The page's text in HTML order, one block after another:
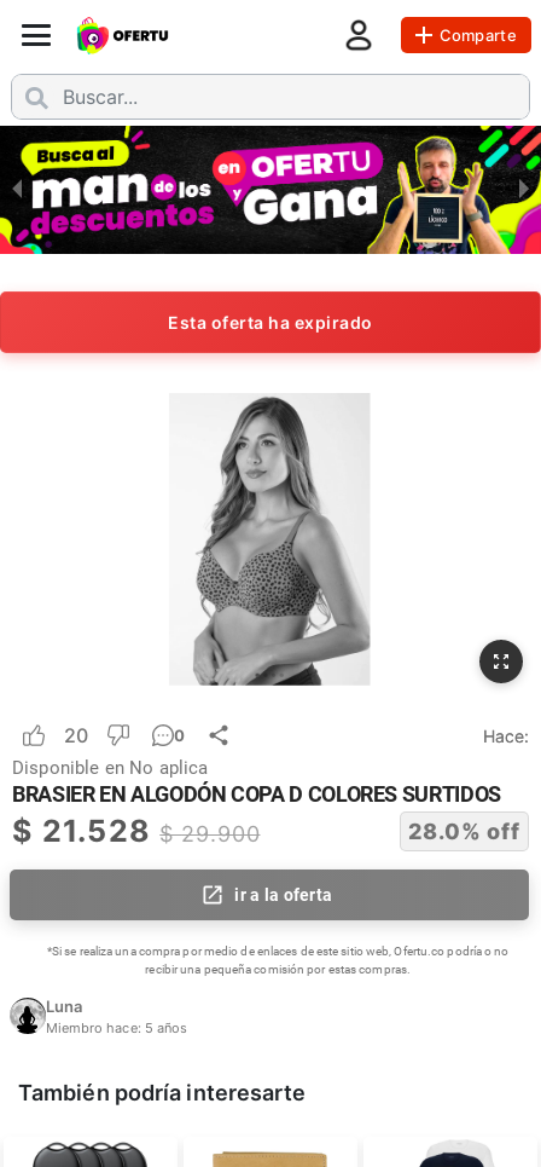
Comparte
Esta oferta ha expirado
20 0 Hace:
Disponible en No aplica
BRASIER EN ALGODÓN COPA D COLORES SURTIDOS
$ 21.528 $29.900 28.0% off
ir a la oferta
*Si se realiza una compra por medio de enlaces de este sitio web, Ofertu.co podría o no
recibir una pequeña comisión por estas compras.
Luna
Miembro hace: 5 años
También podría interesarte